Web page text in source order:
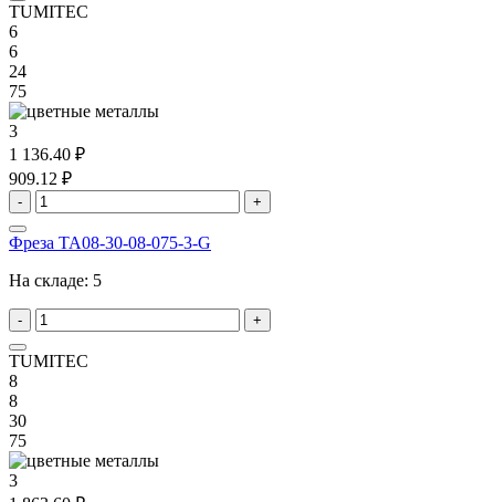
TUMITEC
6
6
24
75
3
1 136.40 ₽
909.12 ₽
- +
Фреза TA08-30-08-075-3-G
На складе: 5
- +
TUMITEC
8
8
30
75
3